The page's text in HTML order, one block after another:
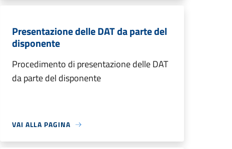
Presentazione delle DAT da parte del
disponente
Procedimento di presentazione delle DAT
da parte del disponente
VAI ALLA PAGINA